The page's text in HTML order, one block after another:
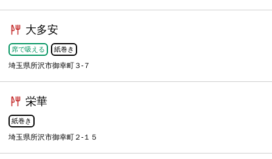
大多安
席で吸える 紙巻き
埼玉県所沢市御幸町３-７ ‎
栄華
紙巻き
埼玉県所沢市御幸町２-１５